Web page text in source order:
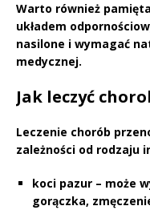
Warto również
układem
nasilone i wymagać
medycznej.
Jak leczyć
Leczenie chorób
zależności od rodzaju
koci pazur – może
gorączka,